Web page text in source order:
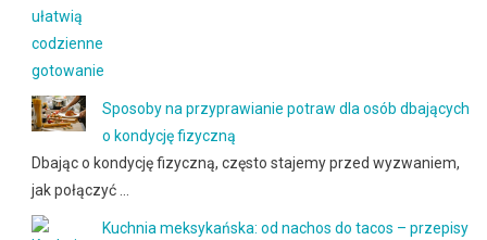
Sposoby na przyprawianie potraw dla osób dbających
o kondycję fizyczną
Dbając o kondycję fizyczną, często stajemy przed wyzwaniem,
jak połączyć …
Kuchnia meksykańska: od nachos do tacos – przepisy